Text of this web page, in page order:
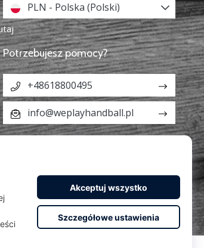
PLN - Polska (Polski)
Potrzebujesz pomocy?
+48618800495
info@weplayhandball.pl